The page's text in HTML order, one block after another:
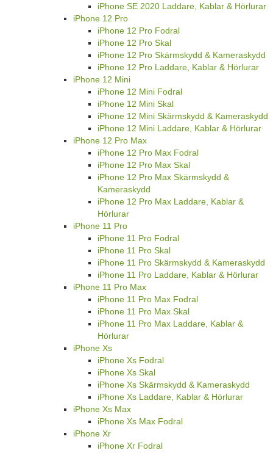
iPhone SE 2020 Laddare, Kablar & Hörlurar
iPhone 12 Pro
iPhone 12 Pro Fodral
iPhone 12 Pro Skal
iPhone 12 Pro Skärmskydd & Kameraskydd
iPhone 12 Pro Laddare, Kablar & Hörlurar
iPhone 12 Mini
iPhone 12 Mini Fodral
iPhone 12 Mini Skal
iPhone 12 Mini Skärmskydd & Kameraskydd
iPhone 12 Mini Laddare, Kablar & Hörlurar
iPhone 12 Pro Max
iPhone 12 Pro Max Fodral
iPhone 12 Pro Max Skal
iPhone 12 Pro Max Skärmskydd &
Kameraskydd
iPhone 12 Pro Max Laddare, Kablar &
Hörlurar
iPhone 11 Pro
iPhone 11 Pro Fodral
iPhone 11 Pro Skal
iPhone 11 Pro Skärmskydd & Kameraskydd
iPhone 11 Pro Laddare, Kablar & Hörlurar
iPhone 11 Pro Max
iPhone 11 Pro Max Fodral
iPhone 11 Pro Max Skal
iPhone 11 Pro Max Laddare, Kablar &
Hörlurar
iPhone Xs
iPhone Xs Fodral
iPhone Xs Skal
iPhone Xs Skärmskydd & Kameraskydd
iPhone Xs Laddare, Kablar & Hörlurar
iPhone Xs Max
iPhone Xs Max Fodral
iPhone Xr
iPhone Xr Fodral